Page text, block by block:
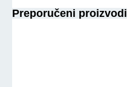
Preporučeni proizvodi